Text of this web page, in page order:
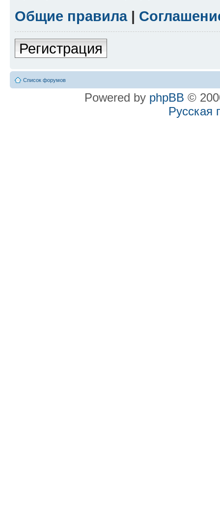
Общие правила|
Регистрация
Список форумов
Powered by phpBB ©
Русская